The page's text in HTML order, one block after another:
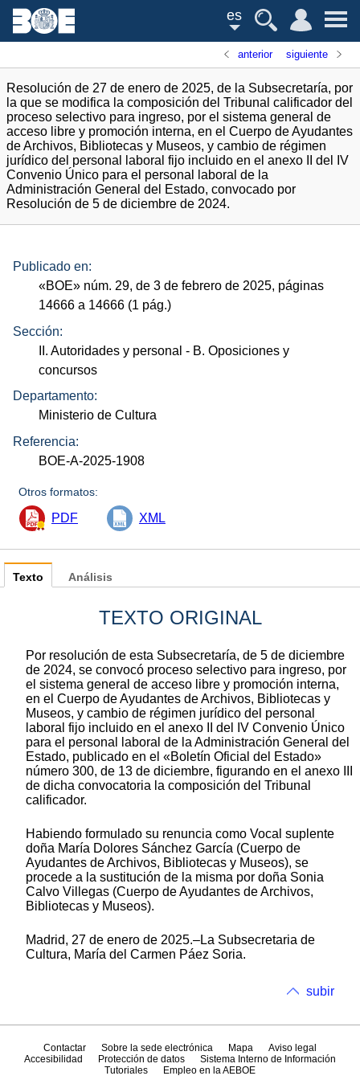
es
anterior siguiente
Resolución de 27 de enero de 2025, de la Subsecretaría, por
la que se modifica la composición del Tribunal calificador del
proceso selectivo para ingreso, por el sistema general de
acceso libre y promoción interna, en el Cuerpo de Ayudantes
de Archivos, Bibliotecas y Museos, y cambio de régimen
jurídico del personal laboral fijo incluido en el anexo II del IV
Convenio Único para el personal laboral de la
Administración General del Estado, convocado por
Resolución de 5 de diciembre de 2024.
Publicado en:
«BOE» núm. 29, de 3 de febrero de 2025, páginas
14666 a 14666 (1 pág.)
Sección:
II. Autoridades y personal - B. Oposiciones y
concursos
Departamento:
Ministerio de Cultura
Referencia:
BOE-A-2025-1908
Otros formatos:
PDF XML
Texto
TEXTO ORIGINAL
Por resolución de esta Subsecretaría, de 5 de diciembre
de 2024, se convocó proceso selectivo para ingreso, por
el sistema general de acceso libre y promoción interna,
en el Cuerpo de Ayudantes de Archivos, Bibliotecas y
Museos, y cambio de régimen jurídico del personal
laboral fijo incluido en el anexo II del IV Convenio Único
para el personal laboral de la Administración General del
Estado, publicado en el «Boletín Oficial del Estado»
número 300, de 13 de diciembre, figurando en el anexo III
de dicha convocatoria la composición del Tribunal
calificador.
Habiendo formulado su renuncia como Vocal suplente
doña María Dolores Sánchez García (Cuerpo de
Ayudantes de Archivos, Bibliotecas y Museos), se
procede a la sustitución de la misma por doña Sonia
Calvo Villegas (Cuerpo de Ayudantes de Archivos,
Bibliotecas y Museos).
Madrid, 27 de enero de 2025.–La Subsecretaria de
Cultura, María del Carmen Páez Soria.
Análisis
subir
Contactar Sobre la sede electrónica Mapa
Aviso legal
Accesibilidad
Protección de datos
Sistema Interno de Información
Tutoriales
Empleo en la AEBOE